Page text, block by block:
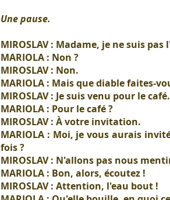
Une pause.
MIROSLAV : Madame, je ne suis pas
MARIOLA : Non ?
MIROSLAV : Non.
MARIOLA : Mais que diable faites-
MIROSLAV : Je suis venu pour le café.
MARIOLA : Pour le café ?
MIROSLAV : À votre invitation.
MARIOLA : Moi, je vous aurais
fois ?
MIROSLAV : N'allons pas nous
MARIOLA : Bon, alors, écoutez !
MIROSLAV : Attention, l'eau bout !